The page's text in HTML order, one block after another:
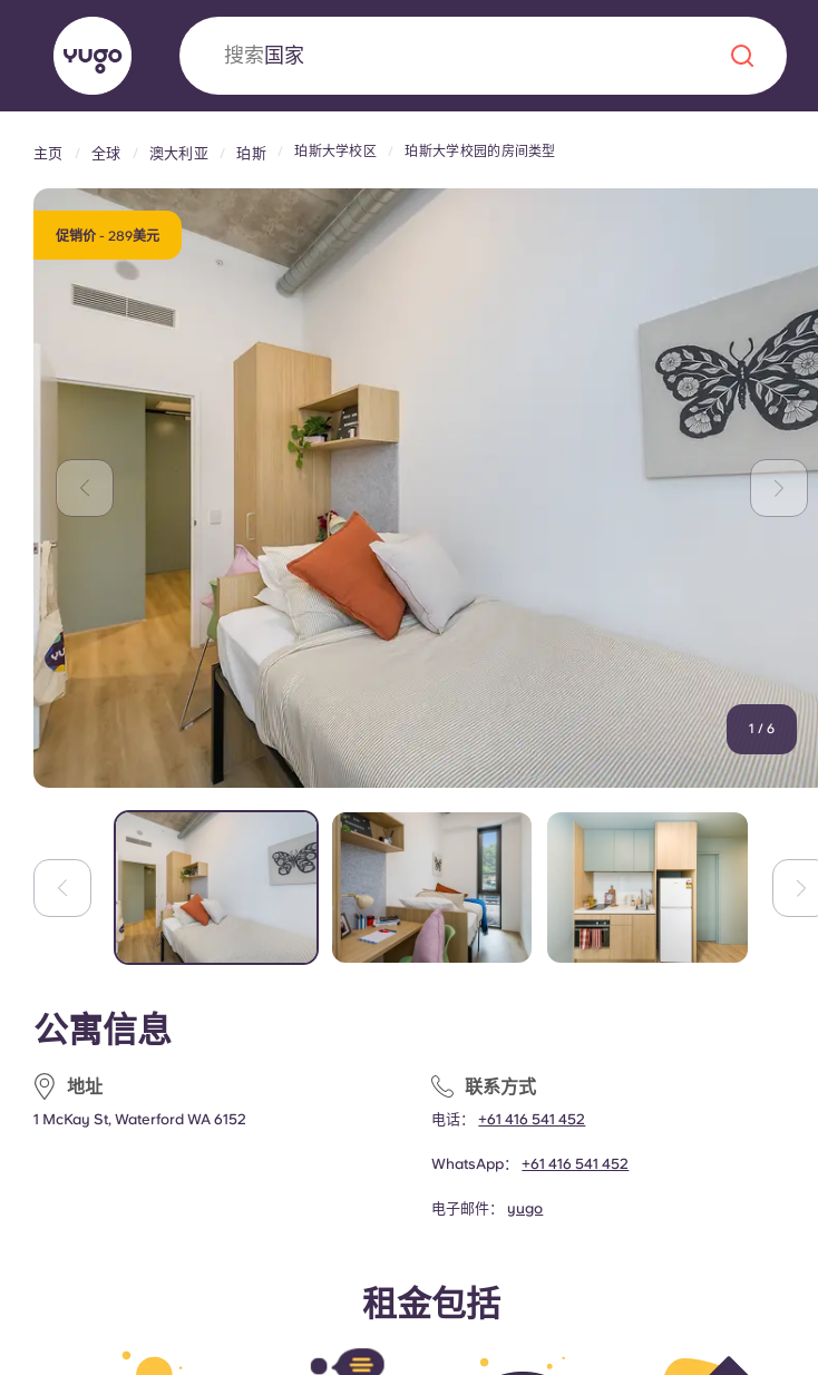
搜索国家
关于我们地点更多
Yugo VCARB：引领公寓新时代
Yugo与VCARB的开创性合作，激发创新精神，点燃雄心壮志，缔造难
忘的学子时光。
English (GB)
Portuguese
主页 全球 澳大利亚 珀斯 珀斯大学校区 珀斯大学校园的房间类型
促销价 - 289美元
1 / 6
公寓信息
地址
1 McKay St, Waterford WA 6152
联系方式
电话：+61 416 541 452
WhatsApp：+61 416 541 452
电子邮件： yugo
租金包括